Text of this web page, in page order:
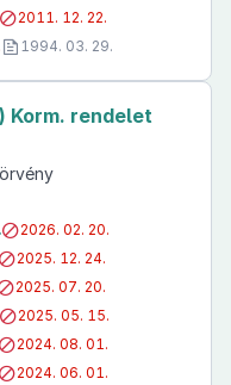
2011. 12. 22.
1994. 03. 29.
Korm. rendelet
2026. 02. 20.
2025. 12. 24.
2025. 07. 20.
2025. 05. 15.
2024. 08. 01.
2024. 06. 01.